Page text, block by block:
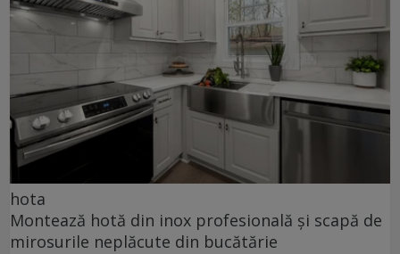
hota
Montează hotă din inox profesională și scapă de
mirosurile neplăcute din bucătărie